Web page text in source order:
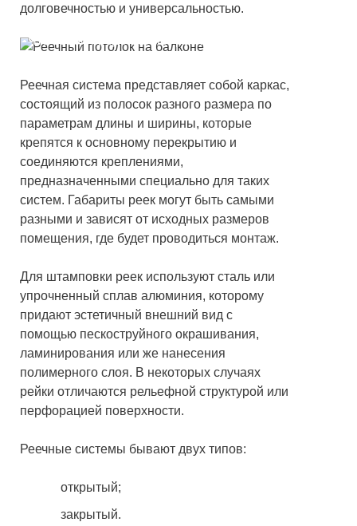
долговечностью и универсальностью.
Что собой представляет реечный потолок
Реечная система представляет собой каркас,
состоящий из полосок разного размера по
параметрам длины и ширины, которые
крепятся к основному перекрытию и
соединяются креплениями,
предназначенными специально для таких
систем. Габариты реек могут быть самыми
разными и зависят от исходных размеров
помещения, где будет проводиться монтаж.
Для штамповки реек используют сталь или
упрочненный сплав алюминия, которому
придают эстетичный внешний вид с
помощью пескоструйного окрашивания,
ламинирования или же нанесения
полимерного слоя. В некоторых случаях
рейки отличаются рельефной структурой или
перфорацией поверхности.
Реечные системы бывают двух типов:
открытый;
закрытый.